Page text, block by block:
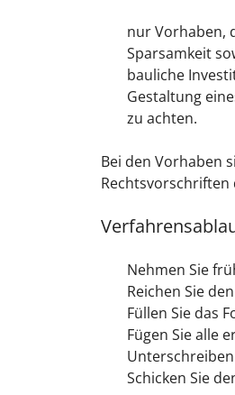
nur Vorhaben,
Sparsamkeit
bauliche
Gestaltung
zu achten.
Bei den Vorhaben
Rechtsvorschriften
Nehmen Sie
Reichen Sie
Füllen Sie das
Fügen Sie alle
Schicken Sie